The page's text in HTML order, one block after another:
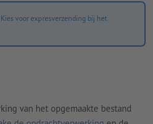
voor expresverzending bij het
van het opgemaakte bestand